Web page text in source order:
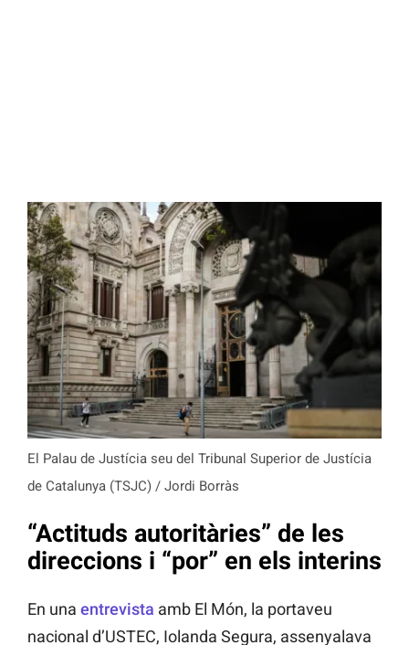
El Palau de Justícia seu del Tribunal Superior de Justícia
de Catalunya (TSJC) / Jordi Borràs
“Actituds autoritàries” de les
direccions i “por” en els interins
En una entrevista amb El Món, la portaveu
nacional d’USTEC, Iolanda Segura, assenyalava